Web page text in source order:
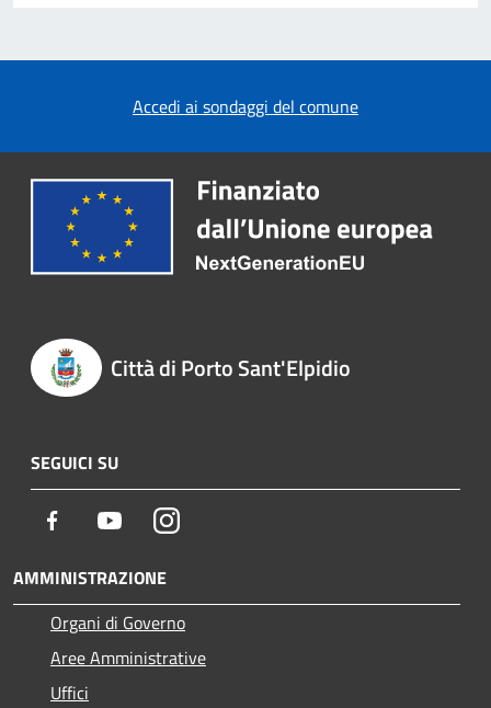
Accedi ai sondaggi del comune
Città di Porto Sant'Elpidio
SEGUICI SU
Facebook YoutubeInstagram
AMMINISTRAZIONE
Organi di Governo
Aree Amministrative
Uffici